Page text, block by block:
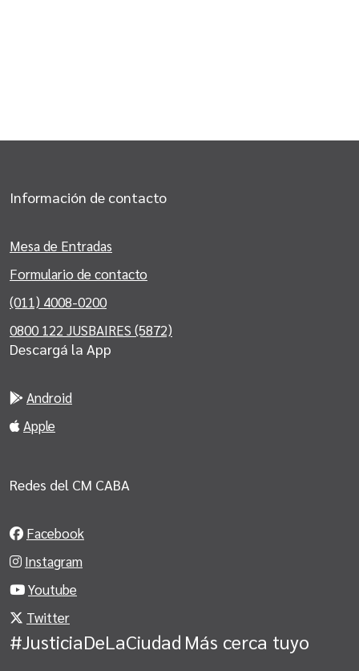
Información de contacto
Mesa de Entradas
Formulario de contacto
(011) 4008-0200
0800 122 JUSBAIRES (5872)
Descargá la App
Android
Apple
Redes del CM CABA
Facebook
Instagram
Youtube
Twitter
#JusticiaDeLaCiudad Más cerca tuyo